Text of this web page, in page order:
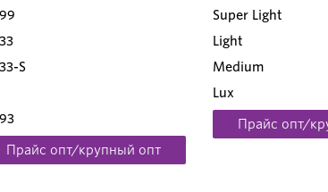
S
Прайс опт/крупный опт
Super Light
Light
Medium
Lux
Прайс опт/